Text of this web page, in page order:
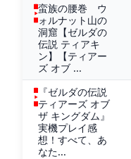
蛮族の腰巻 ウ
ォルナット山の
洞窟【ゼルダの
伝説 ティアキ
ン】【ティアー
ズ オブ ...
『ゼルダの伝説
ティアーズ オブ
ザ キングダム』
実機プレイ感
想！すべて、あ
なた...